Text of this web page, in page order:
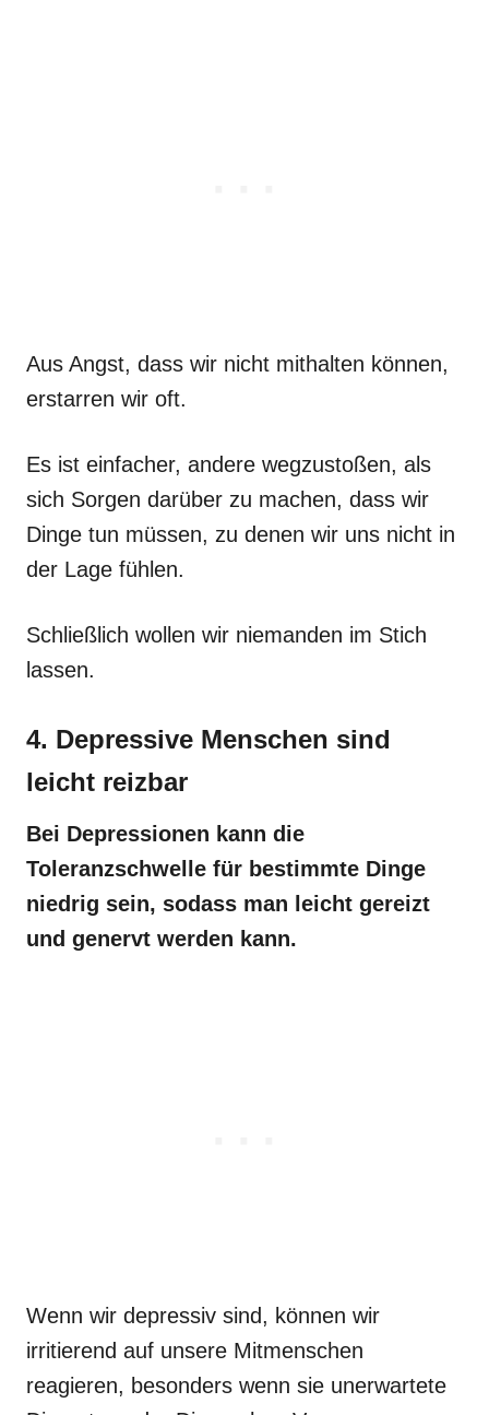
Aus Angst, dass wir nicht mithalten können,
erstarren wir oft.
Es ist einfacher, andere wegzustoßen, als
sich Sorgen darüber zu machen, dass wir
Dinge tun müssen, zu denen wir uns nicht in
der Lage fühlen.
Schließlich wollen wir niemanden im Stich
lassen.
4. Depressive Menschen sind
leicht reizbar
Bei Depressionen kann die
Toleranzschwelle für bestimmte Dinge
niedrig sein, sodass man leicht gereizt
und genervt werden kann.
Wenn wir depressiv sind, können wir
irritierend auf unsere Mitmenschen
reagieren, besonders wenn sie unerwartete